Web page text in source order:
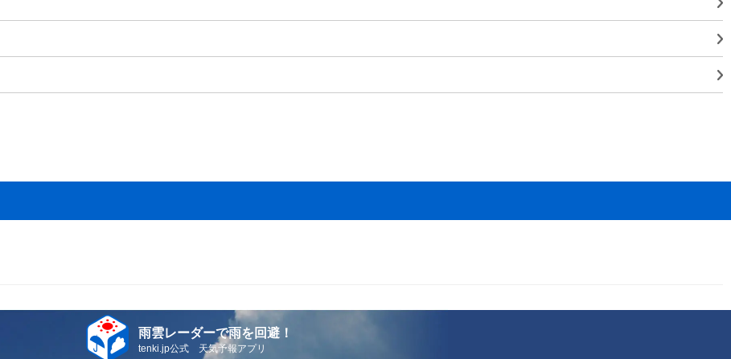
雨雲レーダーで雨を回避！
tenki.jp公式 天気予報アプリ